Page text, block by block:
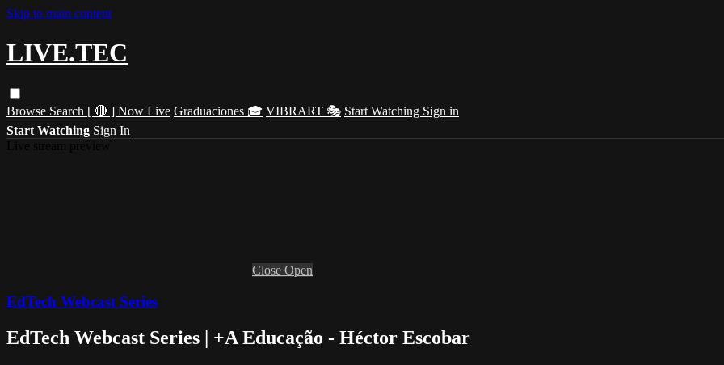
Skip to main content
LIVE.TEC
Browse Search [ 🔴 ] Now Live Graduaciones 🎓 VIBRART 🎭 Start Watching Sign in
Start Watching Sign In
Close Open
EdTech Webcast Series
EdTech Webcast Series | +A Educação - Héctor Escobar